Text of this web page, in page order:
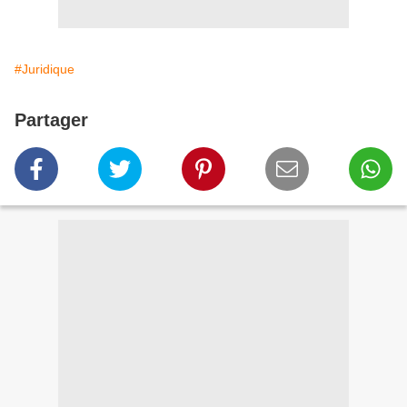
#Juridique
Partager